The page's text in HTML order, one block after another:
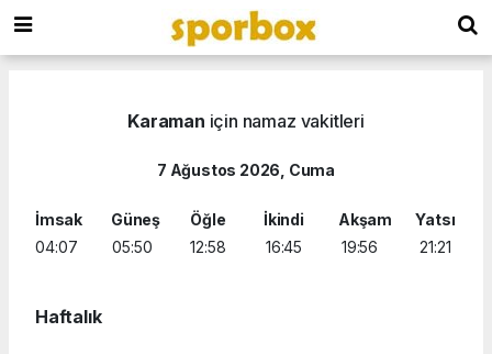
Karaman için namaz vakitleri
7 Ağustos 2026, Cuma
İmsak
04:07
Güneş
05:50
Öğle
12:58
İkindi
16:45
Akşam
19:56
Yatsı
21:21
Haftalık